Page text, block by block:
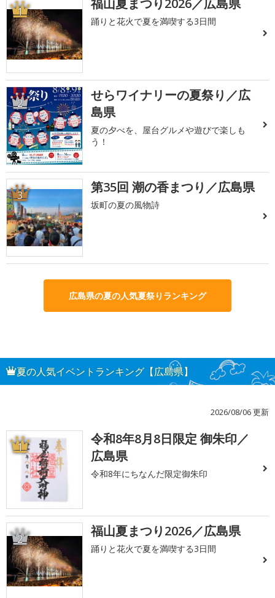
1 福山夏まつり2026／広島県
踊りと花火で夏を満喫する3日間
2
せらワイナリーの夏祭り／広
島県
夏の夕べを、屋台グルメや遊びで楽しも
う！
3 第35回 潮の香まつり／広島県
坂町の夏の風物詩
広島県の夏の人気夏祭りランキング
夏の人気イベントランキング【広島県】
2026/08/06 更新
1
令和8年8月8日限定 御朱印／
広島県
令和8年にちなんだ限定御朱印
2 福山夏まつり2026／広島県
踊りと花火で夏を満喫する3日間